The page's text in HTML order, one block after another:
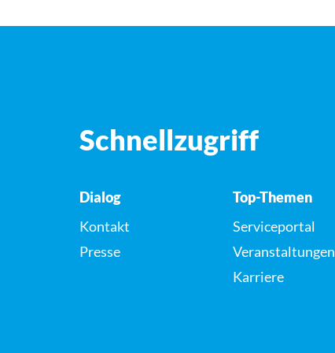
Schnellzugriff
Dialog
Kontakt
Presse
Top-Themen
Serviceportal
Veranstaltungen
Karriere